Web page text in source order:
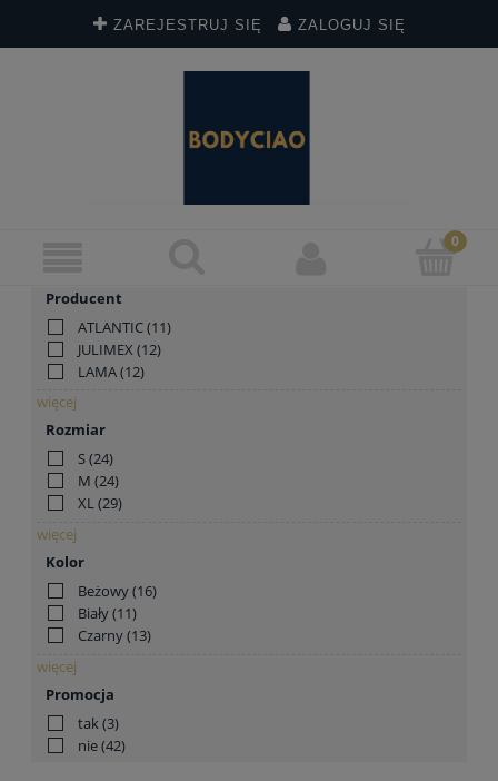
ZAREJESTRUJ SIĘ ZALOGUJ SIĘ
Producent
ATLANTIC(11)
JULIMEX (12)
LAMA(12)
więcej
Rozmiar
S(24)
M (24)
XL(29)
więcej
Kolor
Beżowy(16)
Biały(11)
Czarny(13)
więcej
Promocja
tak(3)
nie(42)